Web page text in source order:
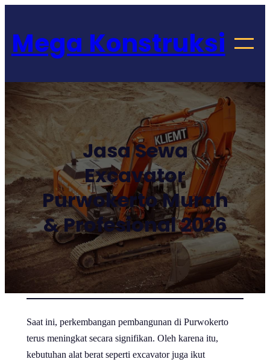
konten
Mega Konstruksi
Jasa Sewa
Excavator
Purwokerto Murah
& Profesional 2026
Saat ini, perkembangan pembangunan di Purwokerto
terus meningkat secara signifikan. Oleh karena itu,
kebutuhan alat berat seperti excavator juga ikut